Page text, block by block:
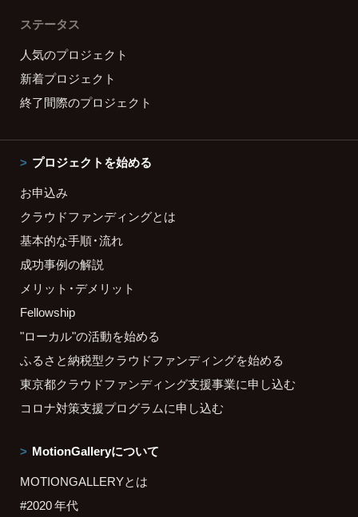
ステータス
人気のプロジェクト
新着プロジェクト
終了間際のプロジェクト
プロジェクトを始める
お申込み
クラウドファンディングとは
基本的な手順・流れ
成功事例の解説
メリット・デメリット
Fellowship
"ローカル"の活動を始める
ふるさと納税型クラウドファンディングを始める
東京都クラウドファンディング支援事業に申し込む
コロナ対策支援プログラムに申し込む
MotionGalleryについて
MOTIONGALLERYとは
#2020 年代